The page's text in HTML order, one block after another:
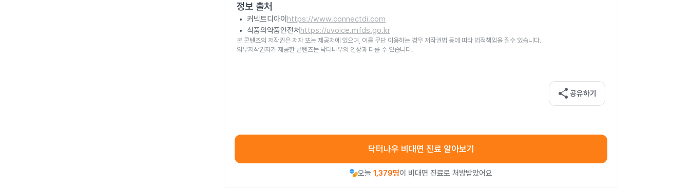
정보 출처
커넥트디아이 https://www.connectdi.com
식품의약품안전처 https://uvoice.mfds.go.kr
본 콘텐츠의 저작권은 저자 또는 제공처에 있으며, 이를 무단 이용하는 경우 저작권법 등에 따라 법적책임을 질수 있습니다.
외부저작권자가 제공한 콘텐츠는 닥터나우의 입장과 다를 수 있습니다.
share 공유하기
닥터나우 비대면 진료 알아보기
오늘 1,379명이 비대면 진료로 처방받았어요